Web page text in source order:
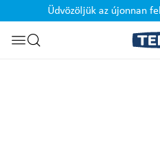
Ugrás a kereséshez
Üdvözöljük az újonnan